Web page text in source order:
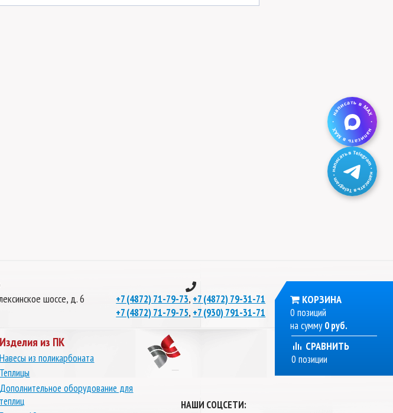
шоссе, д. 6 +7 (4872) 71-79-73, +7 (4872) 79-31-71
+7 (4872) 71-79-75, +7 (930) 791-31-71
Изделия из ПК
Навесы из поликарбоната
Теплицы
Дополнительное оборудование для
теплиц
НАШИ СОЦСЕТИ:
КОРЗИНА
0 позиций
на сумму0 руб.
СРАВНИТЬ
0 позиции